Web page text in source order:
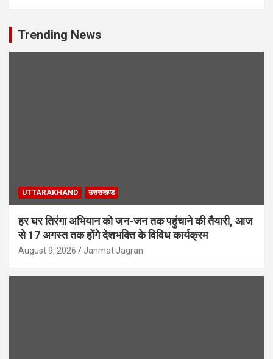
Trending News
UTTARAKHAND उत्तराखण्ड
हर घर तिरंगा अभियान को जन-जन तक पहुंचाने की तैयारी, आज
से 17 अगस्त तक होंगे देशभक्ति के विविध कार्यक्रम
August 9, 2026 Janmat Jagran